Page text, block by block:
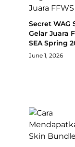
Secret WAG
Gelar Juara
SEA Spring
June 1, 2026